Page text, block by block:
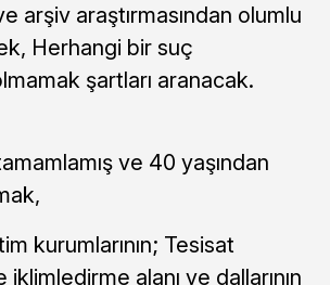
arşiv araştırmasından olumlu
Herhangi bir suç
şartları aranacak.
ve 40 yaşından
kurumlarının; Tesisat
alanı ve dallarının